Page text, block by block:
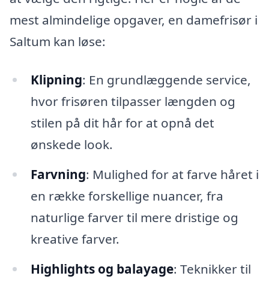
mest almindelige opgaver, en damefrisør i
Saltum kan løse:
Klipning: En grundlæggende service,
hvor frisøren tilpasser længden og
stilen på dit hår for at opnå det
ønskede look.
Farvning: Mulighed for at farve håret i
en række forskellige nuancer, fra
naturlige farver til mere dristige og
kreative farver.
Highlights og balayage: Teknikker til